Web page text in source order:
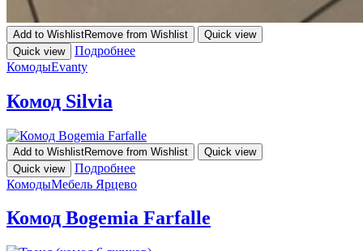
Add to WishlistRemove from Wishlist
Quick view
Quick view
Подробнее
КомодыEvanty
Комод Silvia
Add to WishlistRemove from Wishlist
Quick view
Quick view
Подробнее
КомодыМебель Ярцево
Комод Bogemia Farfalle